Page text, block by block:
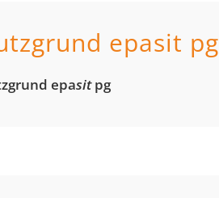
epasit pg
epasitpg